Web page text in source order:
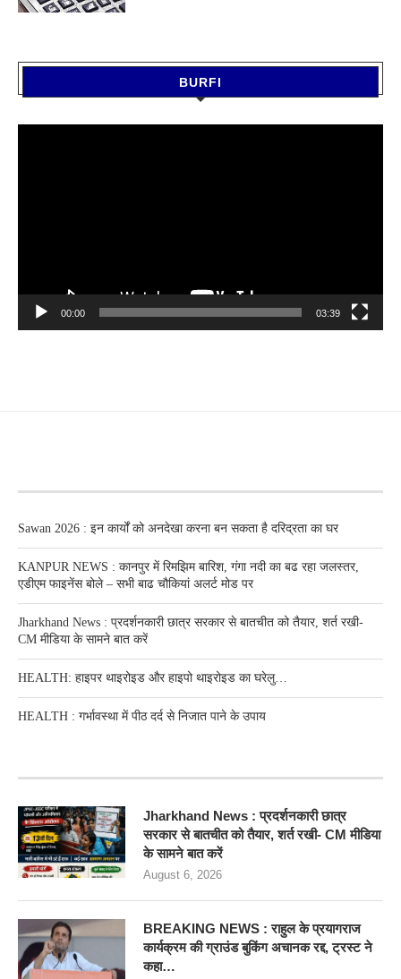
BURFI
00:00 03:39
Sawan 2026 : इन कार्यों को अनदेखा करना बन सकता है दरिद्रता का घर
KANPUR NEWS : कानपुर में रिमझिम बारिश, गंगा नदी का बढ रहा जलस्तर,
एडीएम फाइनेंस बोले – सभी बाढ चौकियां अलर्ट मोड पर
Jharkhand News : प्रदर्शनकारी छात्र सरकार से बातचीत को तैयार, शर्त रखी-
CM मीडिया के सामने बात करें
HEALTH: हाइपर थाइरोइड और हाइपो थाइरोइड का घरेलु…
HEALTH : गर्भावस्था में पीठ दर्द से निजात पाने के उपाय
Jharkhand News : प्रदर्शनकारी छात्र
सरकार से बातचीत को तैयार, शर्त रखी- CM मीडिया
के सामने बात करें
August 6, 2026
BREAKING NEWS : राहुल के प्रयागराज
कार्यक्रम की ग्राउंड बुकिंग अचानक रद्द, ट्रस्ट ने
कहा…